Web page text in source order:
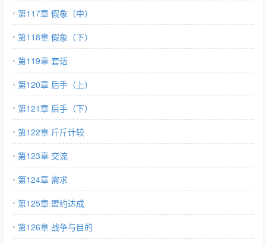
第117章 假象（中）
第118章 假象（下）
第119章 套话
第120章 后手（上）
第121章 后手（下）
第122章 斤斤计较
第123章 交流
第124章 需求
第125章 盟约达成
第126章 战争与目的